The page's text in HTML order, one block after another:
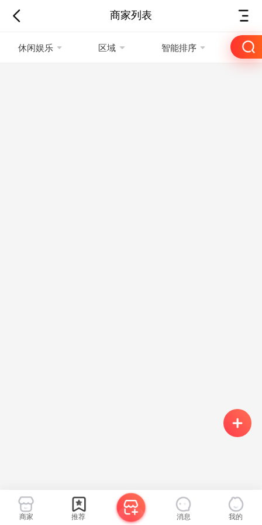
商家列表
休闲娱乐 区域 智能排序
商家 推荐 消息 我的